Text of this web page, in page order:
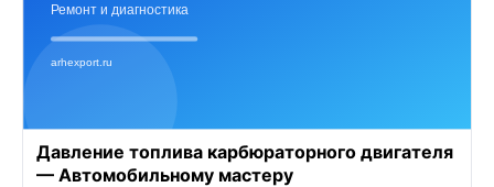
Давление топлива карбюраторного двигателя
— Автомобильному мастеру